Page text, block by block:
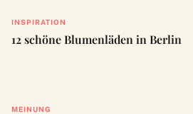
INSPIRATION
12 schöne Blumenläden in Berlin
MEINUNG